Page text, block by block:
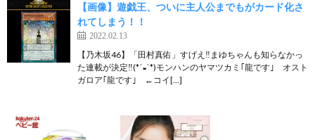
【画像】遊戯王、ついに主人公までもがカード化さ
れてしまう！！
2022.02.13
【乃木坂46】「田村真佑」すげえ‼︎まゆちゃんも知らなかっ
た連載が決定‼︎(*´◒`*)モンハンのヤマツカミ｢龍です｣ オスト
ガロア｢龍です｣ ←コイ[…]